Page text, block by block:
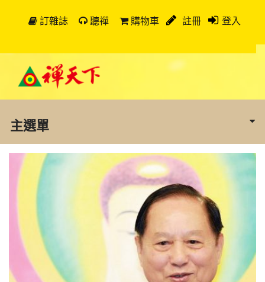
訂雜誌 聽禪 購物車 註冊 登入
主選單